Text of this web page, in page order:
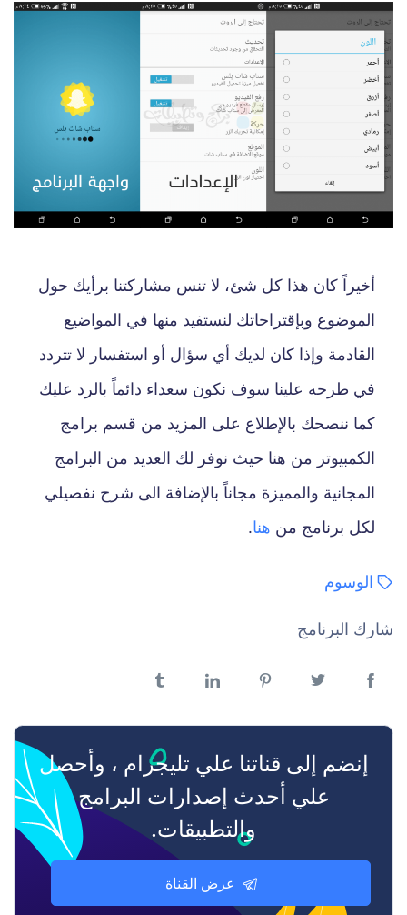
أخيراً كان هذا كل شئ، لا تنس مشاركتنا برأيك حول
الموضوع وبإقتراحاتك لنستفيد منها في المواضيع
القادمة وإذا كان لديك أي سؤال أو استفسار لا تتردد
في طرحه علينا سوف نكون سعداء دائماً بالرد عليك
كما ننصحك بالإطلاع على المزيد من قسم برامج
الكمبيوتر من هنا حيث نوفر لك العديد من البرامج
المجانية والمميزة مجاناً بالإضافة الى شرح نفصيلي
لكل برنامج من هنا.
الوسوم
شارك البرنامج
إنضم إلى قناتنا علي تليجرام ، وأحصل
علي أحدث إصدارات البرامج
والتطبيقات.
عرض القناة